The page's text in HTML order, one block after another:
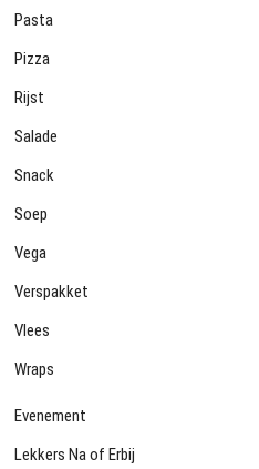
Pasta
Pizza
Rijst
Salade
Snack
Soep
Vega
Verspakket
Vlees
Wraps
Evenement
Lekkers Na of Erbij